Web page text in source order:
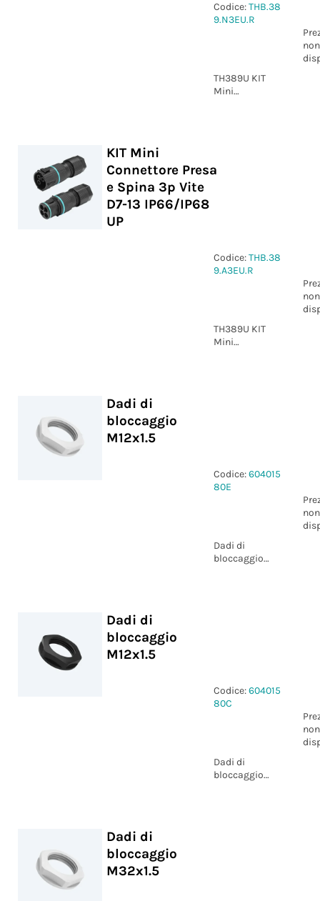
Codice:THB.38
9.N3EU.R
non
TH389U KIT
Mini
KIT Mini
Connettore Presa
e Spina 3p Vite
D7-13 IP66/IP68
UP
Codice:THB.38
9.A3EU.R
non
TH389U KIT
Mini
Dadi di
bloccaggio
M12x1.5
Codice:604015
80E
non
Dadi di
bloccaggio
Dadi di
bloccaggio
M12x1.5
Codice:604015
80C
non
Dadi di
bloccaggio
Dadi di
bloccaggio
M32x1.5